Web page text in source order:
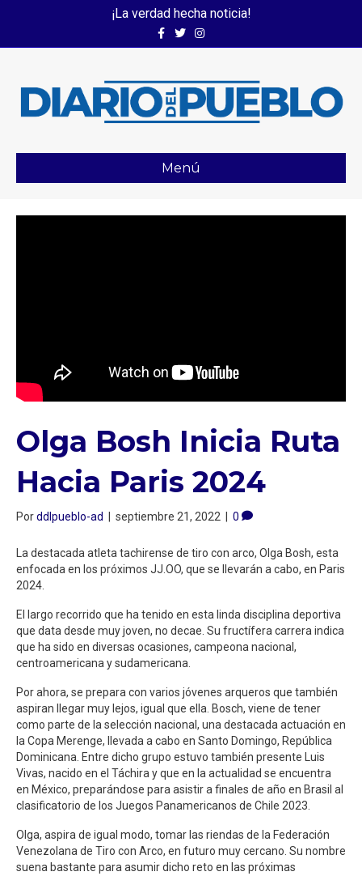
¡La verdad hecha noticia!
FacebookTwitterInstagram
Menú
Olga Bosh Inicia Ruta
Hacia Paris 2024
Porddlpueblo-ad septiembre 21, 2022 0
La destacada atleta tachirense de tiro con arco, Olga Bosh, esta
enfocada en los próximos JJ.OO, que se llevarán a cabo, en Paris
2024.
El largo recorrido que ha tenido en esta linda disciplina deportiva
que data desde muy joven, no decae. Su fructífera carrera indica
que ha sido en diversas ocasiones, campeona nacional,
centroamericana y sudamericana.
Por ahora, se prepara con varios jóvenes arqueros que también
aspiran llegar muy lejos, igual que ella. Bosch, viene de tener
como parte de la selección nacional, una destacada actuación en
la Copa Merenge, llevada a cabo en Santo Domingo, República
Dominicana. Entre dicho grupo estuvo también presente Luis
Vivas, nacido en el Táchira y que en la actualidad se encuentra
en México, preparándose para asistir a finales de año en Brasil al
clasificatorio de los Juegos Panamericanos de Chile 2023.
Olga, aspira de igual modo, tomar las riendas de la Federación
Venezolana de Tiro con Arco, en futuro muy cercano. Su nombre
suena bastante para asumir dicho reto en las próximas